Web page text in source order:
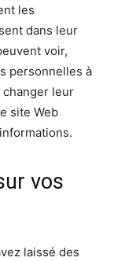
les
dans leur
voir,
personnelles à
changer leur
site Web
vos
laissé des